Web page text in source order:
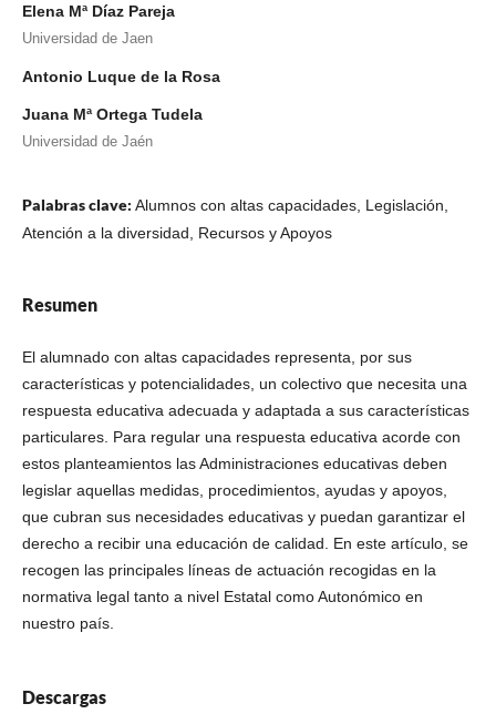
Elena Mª Díaz Pareja
Universidad de Jaen
Antonio Luque de la Rosa
Juana Mª Ortega Tudela
Universidad de Jaén
Palabras clave: Alumnos con altas capacidades, Legislación,
Atención a la diversidad, Recursos y Apoyos
Resumen
El alumnado con altas capacidades representa, por sus
características y potencialidades, un colectivo que necesita una
respuesta educativa adecuada y adaptada a sus características
particulares. Para regular una respuesta educativa acorde con
estos planteamientos las Administraciones educativas deben
legislar aquellas medidas, procedimientos, ayudas y apoyos,
que cubran sus necesidades educativas y puedan garantizar el
derecho a recibir una educación de calidad. En este artículo, se
recogen las principales líneas de actuación recogidas en la
normativa legal tanto a nivel Estatal como Autonómico en
nuestro país.
Descargas